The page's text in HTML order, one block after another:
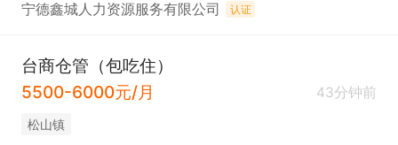
宁德鑫城人力资源服务有限公司 认证
台商仓管（包吃住）
5500-6000元/月
43分钟前
松山镇